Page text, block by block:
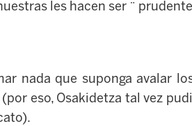
les hacen ser ¨
nada que suponga avalar
eso, Osakidetza tal vez